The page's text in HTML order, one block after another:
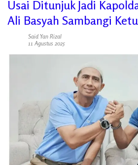
Usai Ditunjuk Jadi
Ali Basyah Sambangi
Said Yan Rizal
11 Agustus 2025